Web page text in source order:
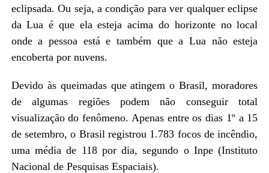
eclipsada. Ou seja, a condição para ver qualquer eclipse
da Lua é que ela esteja acima do horizonte no local
onde a pessoa está e também que a Lua não esteja
encoberta por nuvens.
Devido às queimadas que atingem o Brasil, moradores
de algumas regiões podem não conseguir total
visualização do fenômeno. Apenas entre os dias 1º a 15
de setembro, o Brasil registrou 1.783 focos de incêndio,
uma média de 118 por dia, segundo o Inpe (Instituto
Nacional de Pesquisas Espaciais).